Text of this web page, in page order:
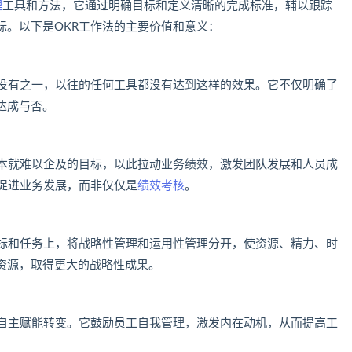
工具和方法，它通过明确目标和定义清晰的完成标准，辅以跟踪
以下是OKR工作法的主要价值和意义：
之一，以往的任何工具都没有达到这样的效果。它不仅明确了
与否。
就难以企及的目标，以此拉动业务绩效，激发团队发展和人员成
进业务发展，而非仅仅是绩效考核。
和任务上，将战略性管理和运用性管理分开，使资源、精力、时
，取得更大的战略性成果。
主赋能转变。它鼓励员工自我管理，激发内在动机，从而提高工